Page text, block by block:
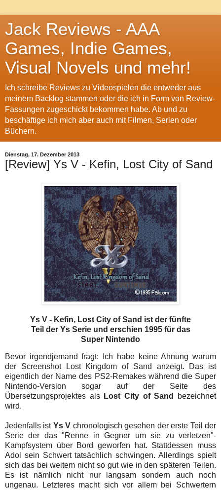
Jack Reviews - AAA
Games, Indie Games,
Visual Novels und mehr!
Ich schreibe Reviews zu Videospielen die entweder aus
meinem Backlog stammen oder die ich in Form von Review-
Fassungen zugeschickt bekommen habe. Ab und zu
beschäftige ich mich aber auch mit Filmen, Serien oder
Büchern.
Dienstag, 17. Dezember 2013
[Review] Ys V - Kefin, Lost City of Sand
Ys V - Kefin, Lost City of Sand ist der fünfte
Teil der Ys Serie und erschien 1995 für das
Super Nintendo
Bevor irgendjemand fragt: Ich habe keine Ahnung warum
der Screenshot Lost Kingdom of Sand anzeigt. Das ist
eigentlich der Name des PS2-Remakes während die Super
Nintendo-Version sogar auf der Seite des
Übersetzungsprojektes als Lost City of Sand
bezeichnet
wird.
Jedenfalls ist Ys V chronologisch gesehen der erste Teil der
Serie der das "Renne in Gegner um sie zu verletzen"-
Kampfsystem über Bord geworfen hat. Stattdessen muss
Adol sein Schwert tatsächlich schwingen. Allerdings spielt
sich das bei weitem nicht so gut wie in den späteren Teilen.
Es ist nämlich nicht nur langsam sondern auch noch
ungenau. Letzteres macht sich vor allem bei Schwertern